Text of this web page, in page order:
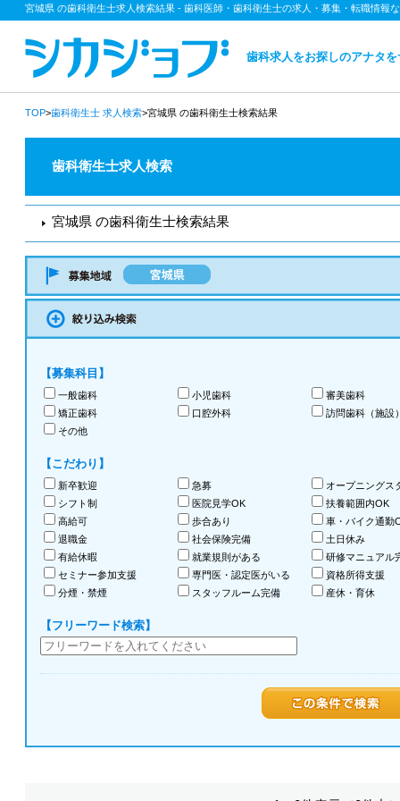
宮城県 の歯科衛生士求人検索結果 - 歯科医師・歯科衛生士の求人・募集・転職情報
歯科求人をお探しのアナタ
TOP>歯科衛生士求人検索>宮城県 の歯科衛生士検索結果
歯科衛生士求人検索
宮城県 の歯科衛生士検索結果
【募集科目】
一般歯科 小児歯科
審美歯科
矯正歯科
口腔外科
訪問歯科（施設
その他
【こだわり】
新卒歓迎 急募
オープニングス
シフト制
医院見学OK
扶養範囲内OK
高給可
歩合あり
車・バイク通勤
退職金
社会保険完備
土日休み
有給休暇
就業規則がある
研修マニュアル
セミナー参加支援
専門医・認定医がいる
資格所得支援
分煙・禁煙
スタッフルーム完備 産休・育休
【フリーワード検索】